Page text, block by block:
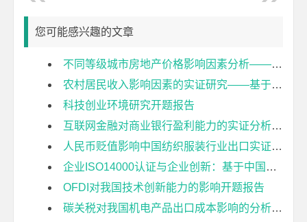
您可能感兴趣的文章
不同等级城市房地产价格影响因素分析——基于35个大中城市的面板数据开题报告
农村居民收入影响因素的实证研究——基于江苏省地市面板数据的分析开题报告
科技创业环境研究开题报告
互联网金融对商业银行盈利能力的实证分析开题报告
人民币贬值影响中国纺织服装行业出口实证研究开题报告
企业ISO14000认证与企业创新：基于中国制造业企业数据的实证研究开题报告
OFDI对我国技术创新能力的影响开题报告
碳关税对我国机电产品出口成本影响的分析开题报告